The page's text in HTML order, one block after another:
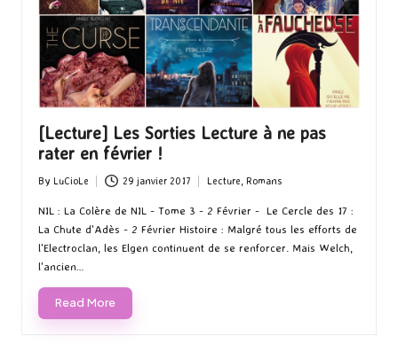
[Lecture] Les Sorties Lecture à ne pas
rater en février !
Posted
by
By LuCioLe 29 janvier 2017
in
Lecture, Romans
NIL : La Colère de NIL - Tome 3 - 2 Février - Le Cercle des 17 :
La Chute d'Adès - 2 Février Histoire : Malgré tous les efforts de
l'Electroclan, les Elgen continuent de se renforcer. Mais Welch,
l'ancien…
Read More